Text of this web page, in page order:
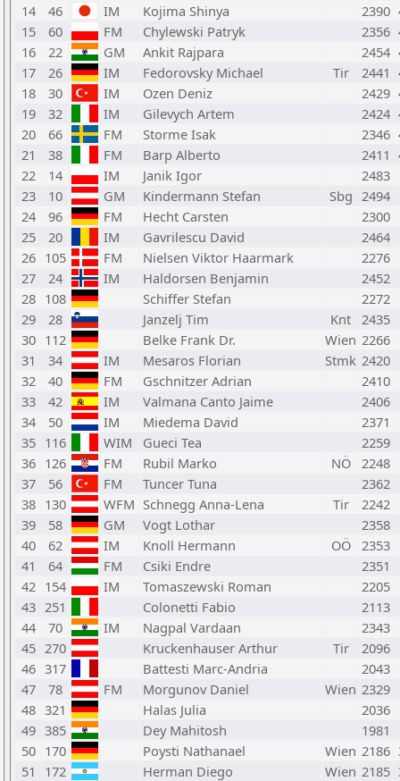
14
46 IM Kojima Shinya 2390
15
60 FM Chylewski Patryk 2356
16
22 GM Ankit Rajpara 2454
17
26 IM Fedorovsky Michael Tir 2441
18
30 IM Ozen Deniz 2429
19
32 IM Gilevych Artem 2424
20
66 FM Storme Isak 2346
21
38 FM Barp Alberto 2411
22
14 IM Janik Igor
2483
23
10 GM Kindermann Stefan Sbg 2494
24
96 FM Hecht Carsten
2300
25
20 IM Gavrilescu David
2464
26 105 FM Nielsen Viktor Haarmark
2276
27
24 IM Haldorsen Benjamin
2452
28 108 Schiffer Stefan
2272
29
28 Janzelj Tim Knt 2435
30 112 Belke Frank Dr. Wien 2266
31
34 IM Mesaros Florian Stmk 2420
32
40 FM Gschnitzer Adrian
2410
33
42 IM Valmana Canto Jaime
2406
34
50 IM Miedema David
2371
35 116 WIM Gueci Tea
2259
36 126 FM Rubil Marko NÖ
2248
37
56 FM Tuncer Tuna
2362
38 130 WFM Schnegg Anna-Lena Tir
2242
39
58 GM Vogt Lothar
2358
40
62 IM Knoll Hermann OÖ
2353
41
64 FM Csiki Endre
2351
42 154 IM Tomaszewski Roman
2205
43 251 Colonetti Fabio
2113
44
70 IM Nagpal Vardaan
2343
45 270 Kruckenhauser Arthur Tir
2096
46 317 Battesti Marc-Andria
2043
47
78 FM Morgunov Daniel Wien 2329
48 321 Halas Julia
2036
49 385 Dey Mahitosh
1981
50 170 Poysti Nathanael Wien 2186
51
172 Herman Diego Wien 2185